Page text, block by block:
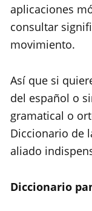
aplicaciones
consultar
movimiento.
Así que si
del español o
gramatical o
Diccionario de
aliado
Diccionario